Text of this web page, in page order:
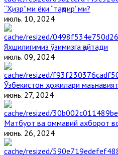
“Ҳизр”ми ёки “тақдир”ми?
июль. 10, 2024
Яхшилигимиз ўзимизга қайтади
июль. 09, 2024
Ўзбекистон ҳожилари
июнь. 27, 2024
Матбуот ва оммавий ахборот
июнь. 26, 2024